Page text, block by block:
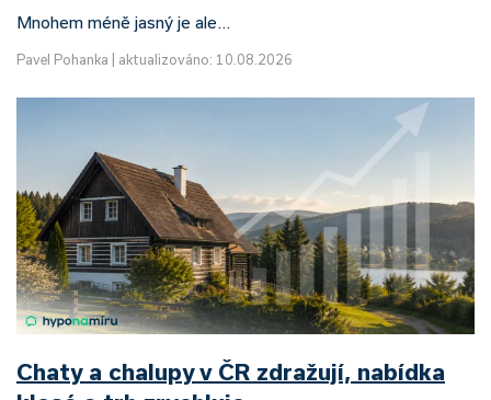
Mnohem méně jasný je ale…
Pavel Pohanka aktualizováno: 10.08.2026
Chaty a chalupy v ČR zdražují, nabídka